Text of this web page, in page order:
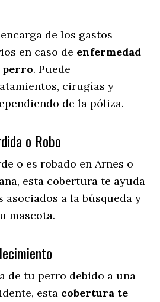
de los gastos
en caso de enfermedad
perro. Puede
cirugías y
de la póliza.
o Robo
o es robado en Arnes o
esta cobertura te ayuda
asociados a la búsqueda y
mascota.
de tu perro debido a una
esta cobertura te